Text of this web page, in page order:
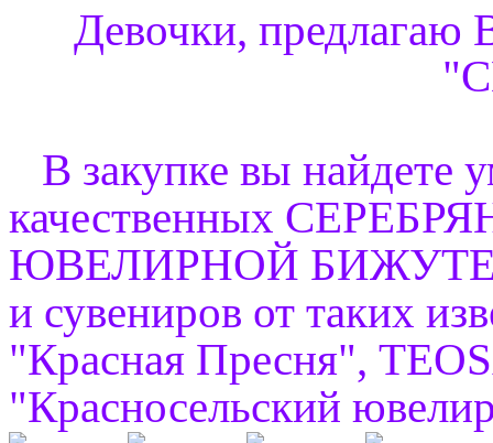
Девочки, предлагаю
В закупке вы найдете
качественных
ЮВЕЛИРНОЙ
и сувениров от таких
"Красная Пресня",
"Красносельский